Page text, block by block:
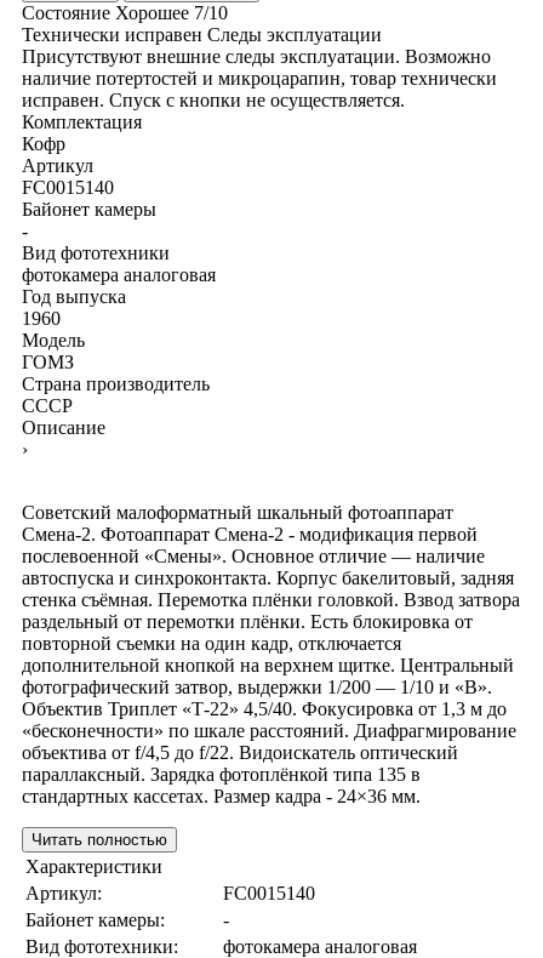
Состояние Хорошее 7/10
Технически исправен Следы эксплуатации
Присутствуют внешние следы эксплуатации. Возможно
наличие потертостей и микроцарапин, товар технически
исправен. Спуск с кнопки не осуществляется.
Комплектация
Кофр
Артикул
FC0015140
Байонет камеры
-
Вид фототехники
фотокамера аналоговая
Год выпуска
1960
Модель
ГОМЗ
Страна производитель
СССР
Описание
›
Советский малоформатный шкальный фотоаппарат
Смена-2. Фотоаппарат Смена-2 - модификация первой
послевоенной «Смены». Основное отличие — наличие
автоспуска и синхроконтакта. Корпус бакелитовый, задняя
стенка съёмная. Перемотка плёнки головкой. Взвод затвора
раздельный от перемотки плёнки. Есть блокировка от
повторной съемки на один кадр, отключается
дополнительной кнопкой на верхнем щитке. Центральный
фотографический затвор, выдержки 1/200 — 1/10 и «В».
Объектив Триплет «Т-22» 4,5/40. Фокусировка от 1,3 м до
«бесконечности» по шкале расстояний. Диафрагмирование
объектива от f/4,5 до f/22. Видоискатель оптический
параллаксный. Зарядка фотоплёнкой типа 135 в
стандартных кассетах. Размер кадра - 24×36 мм.
Читать полностью
Характеристики
Артикул:
FC0015140
Байонет камеры:
-
Вид фототехники:
фотокамера аналоговая